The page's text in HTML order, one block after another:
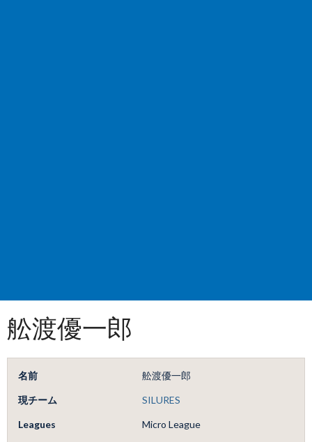
舩渡優一郎
名前 舩渡優一郎
現チーム SILURES
Leagues Micro League